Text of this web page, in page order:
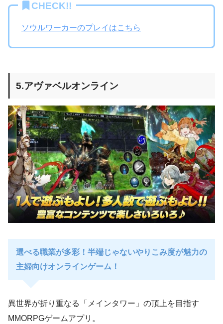
CHECK!!
ソウルワーカーのプレイはこちら
5.アヴァベルオンライン
選べる職業が多彩！半端じゃないやりこみ度が魅力の
主婦向けオンラインゲーム！
異世界が折り重なる「メインタワー」の頂上を目指す
MMORPGゲームアプリ。